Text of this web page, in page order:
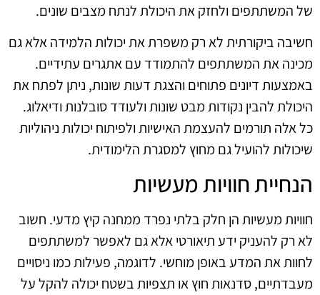
של המשתתפים ולחזק את היכולת לנתח מצבים שונים.
חשיבה ביקורתית לא רק משפרת את יכולות הלמידה אלא גם
מכינה את המשתתפים להתמודד עם אתגרים עתידיים.
באמצעות דיונים פתוחים והצגת דעות שונות, ניתן לפתח את
היכולת להבין נקודות מבט שונות ולעודד סובלנות ודיאלוג.
כל אלה תורמים להעצמת האישיות ולפיתוח יכולות ניהוליות
שיכולות להועיל גם מחוץ למסגרת הלימודית.
הנחיית חוויות מעשיות
חוויות מעשיות הן חלק בלתי נפרד ממחנה קיץ מדעי. חשוב
לא רק להעניק ידע תיאורטי אלא גם לאפשר למשתתפים
לחוות את המדע באופן מוחשי. לדוגמה, פעילות כמו ניסויים
מעבדתיים, סדנאות חוץ או תצפיות בשטח יכולה להקל על